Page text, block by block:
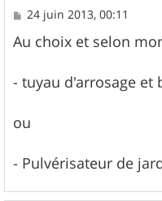
M
s
s
g
e
24 juin 2013, 00:11
Au choix et selon
- tuyau d'arrosage et
ou
- Pulvérisateur de